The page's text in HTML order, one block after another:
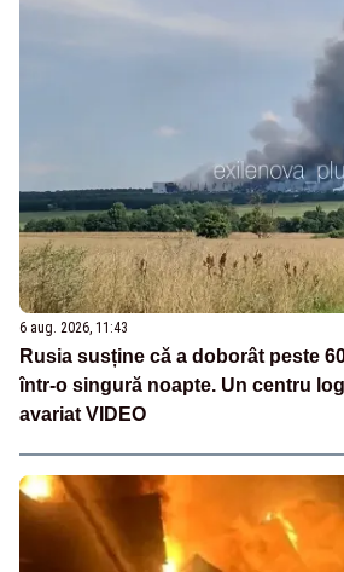
6 aug. 2026, 11:43
Rusia susține că a doborât peste
într-o singură noapte. Un centru
avariat VIDEO